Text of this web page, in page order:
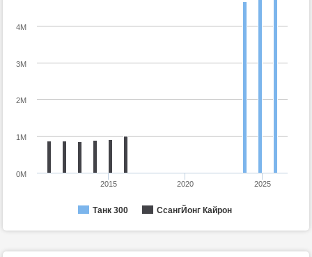
Танк 300 СсангЙонг Кайрон
2015 2020 2025
0M
1M
2M
3M
4M